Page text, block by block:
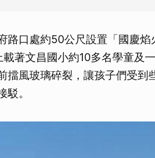
路口處約50公尺設置「國慶焰
著文昌國小約10多名學童及
擋風玻璃碎裂，讓孩子們受到
。